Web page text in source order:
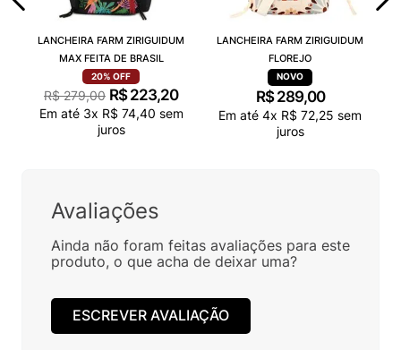
LANCHEIRA FARM ZIRIGUIDUM
MAX FEITA DE BRASIL
20% OFF
R$ 279,00 R$ 223,20
Em até 3x R$ 74,40 sem
juros
LANCHEIRA FARM ZIRIGUIDUM
FLOREJO
R$ 289,00
Em até 4x R$ 72,25 sem
juros
Avaliações
Ainda não foram feitas avaliações para este
produto, o que acha de deixar uma?
ESCREVER AVALIAÇÃO